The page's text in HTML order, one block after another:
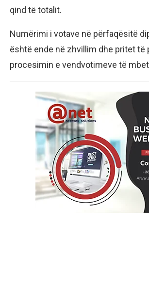
qind të totalit.
Numërimi i votave në përfaqësitë
është ende në zhvillim dhe pritet të
procesimin e vendvotimeve të